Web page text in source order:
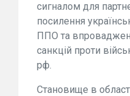
сигналом для
посилення
ППО та
санкцій проти
рф.
Становище в